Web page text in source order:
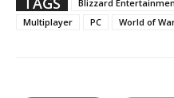
Blizzard
Multiplayer
PC World of